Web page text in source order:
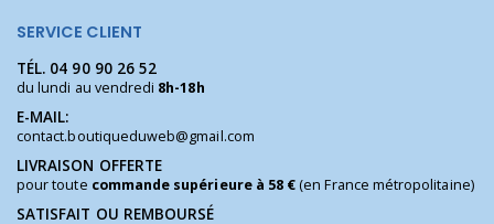
SERVICE CLIENT
TÉL. 04 90 90 26 52
du lundi au vendredi 8h-18h
E-MAIL:
contact.boutiqueduweb@gmail.com
LIVRAISON OFFERTE
pour toute commande supérieure à 58 €(en France métropolitaine)
SATISFAIT OU REMBOURSÉ